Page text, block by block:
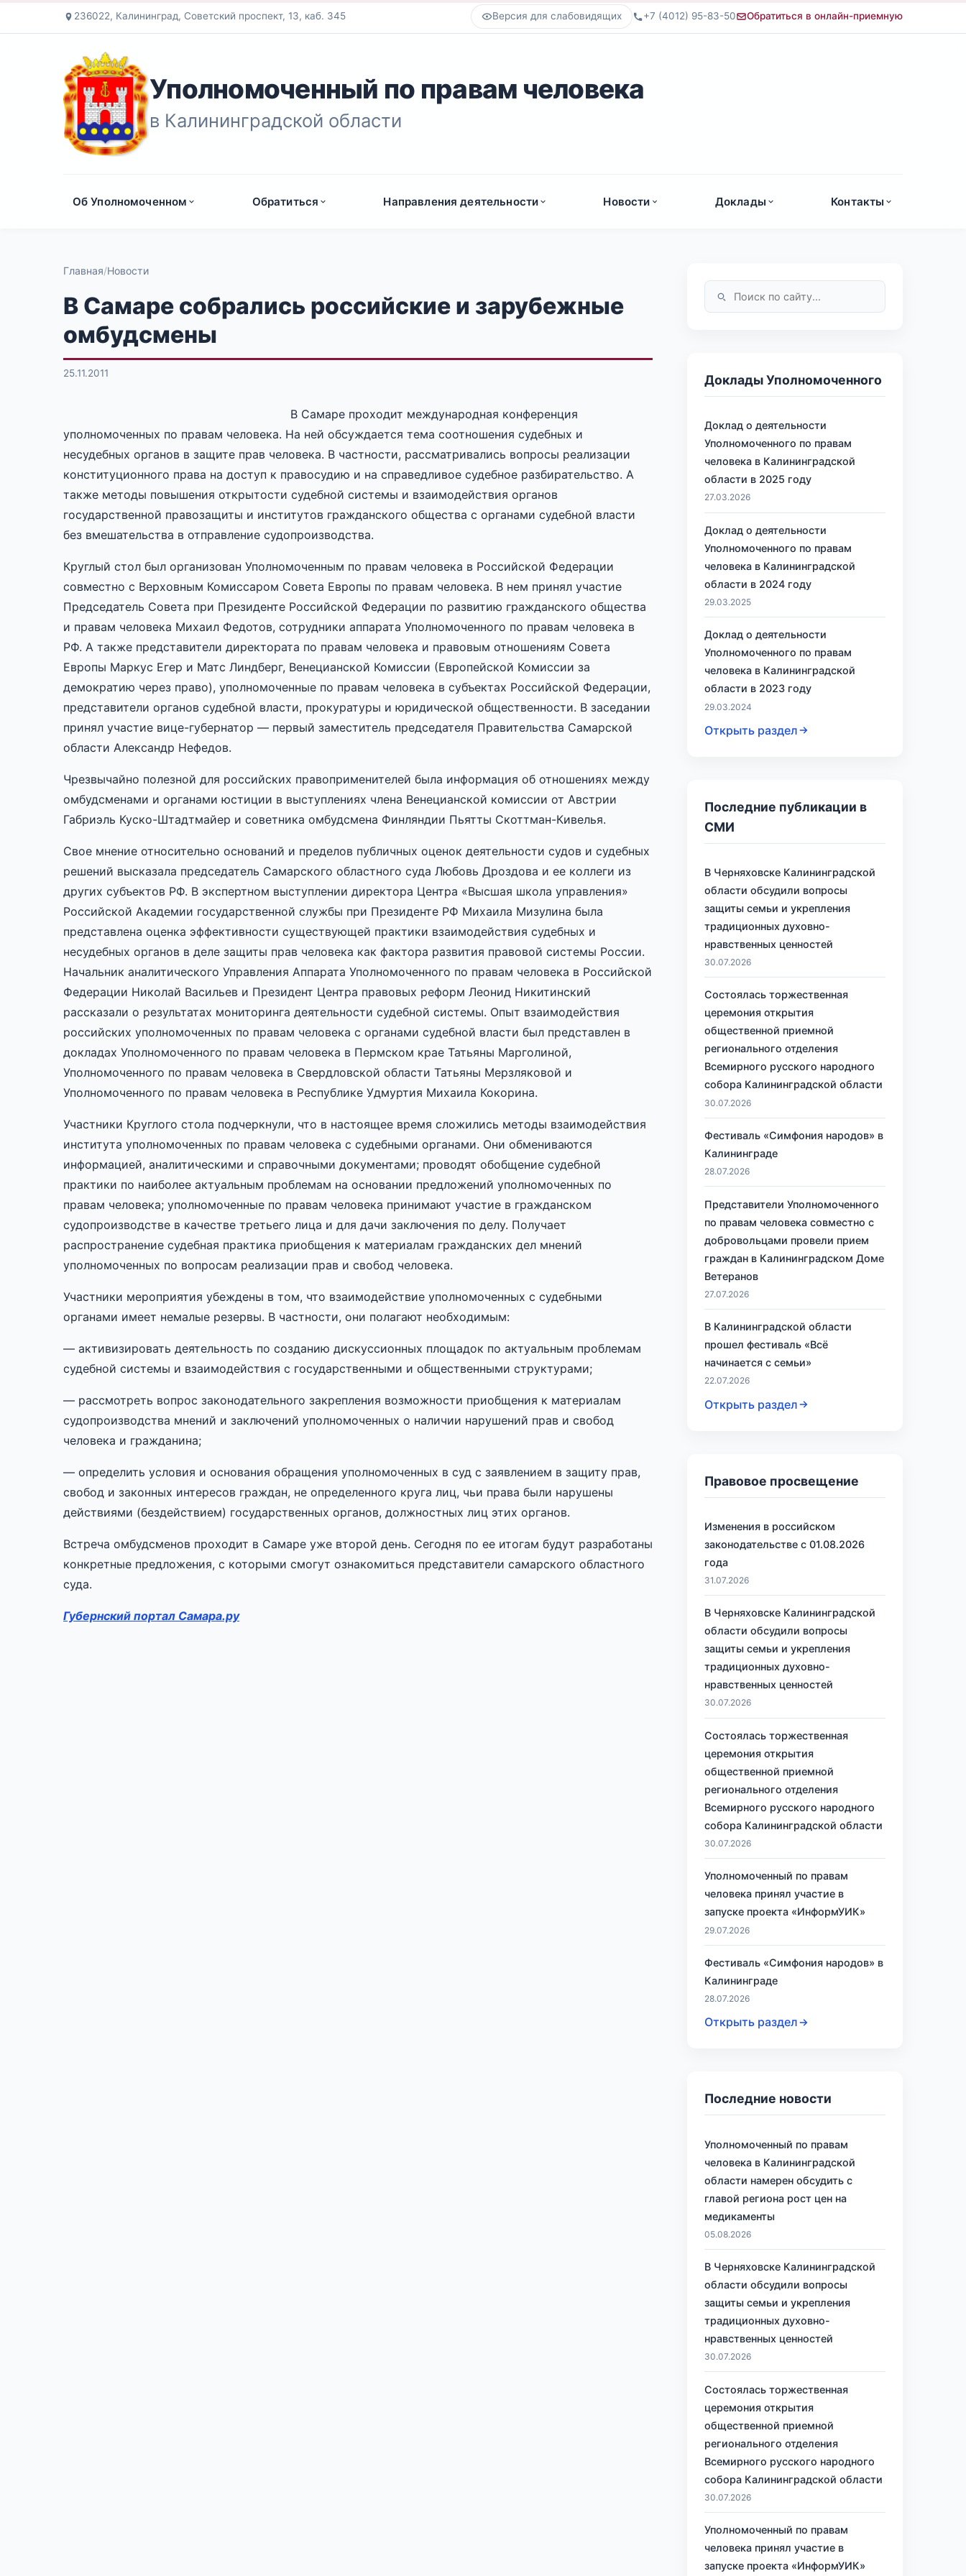
236022, Калининград, Советский проспект, 13, каб. 345 Версия для слабовидящих +7 (4012) 95-83-50 Обратиться в онлайн-приемную
Уполномоченный по правам человека
в Калининградской области
Об Уполномоченном Обратиться Направления деятельности Новости Доклады Контакты
Главная Новости
В Самаре собрались российские и зарубежные
омбудсмены
25.11.2011
В Самаре проходит международная конференция
уполномоченных по правам человека. На ней обсуждается тема соотношения судебных и
несудебных органов в защите прав человека. В частности, рассматривались вопросы реализации
конституционного права на доступ к правосудию и на справедливое судебное разбирательство. А
также методы повышения открытости судебной системы и взаимодействия органов
государственной правозащиты и институтов гражданского общества с органами судебной власти
без вмешательства в отправление судопроизводства.
Круглый стол был организован Уполномоченным по правам человека в Российской Федерации
совместно с Верховным Комиссаром Совета Европы по правам человека. В нем принял участие
Председатель Совета при Президенте Российской Федерации по развитию гражданского общества
и правам человека Михаил Федотов, сотрудники аппарата Уполномоченного по правам человека в
РФ. А также представители директората по правам человека и правовым отношениям Совета
Европы Маркус Егер и Матс Линдберг, Венецианской Комиссии (Европейской Комиссии за
демократию через право), уполномоченные по правам человека в субъектах Российской Федерации,
представители органов судебной власти, прокуратуры и юридической общественности. В заседании
принял участие вице-губернатор — первый заместитель председателя Правительства Самарской
области Александр Нефедов.
Чрезвычайно полезной для российских правоприменителей была информация об отношениях между
омбудсменами и органами юстиции в выступлениях члена Венецианской комиссии от Австрии
Габриэль Куско-Штадтмайер и советника омбудсмена Финляндии Пьятты Скоттман-Кивелья.
Свое мнение относительно оснований и пределов публичных оценок деятельности судов и судебных
решений высказала председатель Самарского областного суда Любовь Дроздова и ее коллеги из
других субъектов РФ. В экспертном выступлении директора Центра «Высшая школа управления»
Российской Академии государственной службы при Президенте РФ Михаила Мизулина была
представлена оценка эффективности существующей практики взаимодействия судебных и
несудебных органов в деле защиты прав человека как фактора развития правовой системы России.
Начальник аналитического Управления Аппарата Уполномоченного по правам человека в Российской
Федерации Николай Васильев и Президент Центра правовых реформ Леонид Никитинский
рассказали о результатах мониторинга деятельности судебной системы. Опыт взаимодействия
российских уполномоченных по правам человека с органами судебной власти был представлен в
докладах Уполномоченного по правам человека в Пермском крае Татьяны Марголиной,
Уполномоченного по правам человека в Свердловской области Татьяны Мерзляковой и
Уполномоченного по правам человека в Республике Удмуртия Михаила Кокорина.
Участники Круглого стола подчеркнули, что в настоящее время сложились методы взаимодействия
института уполномоченных по правам человека с судебными органами. Они обмениваются
информацией, аналитическими и справочными документами; проводят обобщение судебной
практики по наиболее актуальным проблемам на основании предложений уполномоченных по
правам человека; уполномоченные по правам человека принимают участие в гражданском
судопроизводстве в качестве третьего лица и для дачи заключения по делу. Получает
распространение судебная практика приобщения к материалам гражданских дел мнений
уполномоченных по вопросам реализации прав и свобод человека.
Участники мероприятия убеждены в том, что взаимодействие уполномоченных с судебными
органами имеет немалые резервы. В частности, они полагают необходимым:
— активизировать деятельность по созданию дискуссионных площадок по актуальным проблемам
судебной системы и взаимодействия с государственными и общественными структурами;
— рассмотреть вопрос законодательного закрепления возможности приобщения к материалам
судопроизводства мнений и заключений уполномоченных о наличии нарушений прав и свобод
человека и гражданина;
— определить условия и основания обращения уполномоченных в суд с заявлением в защиту прав,
свобод и законных интересов граждан, не определенного круга лиц, чьи права были нарушены
действиями (бездействием) государственных органов, должностных лиц этих органов.
Встреча омбудсменов проходит в Самаре уже второй день. Сегодня по ее итогам будут разработаны
конкретные предложения, с которыми смогут ознакомиться представители самарского областного
суда.
Губернский портал Самара.ру
Доклады Уполномоченного
Доклад о деятельности
Уполномоченного по правам
человека в Калининградской
области в 2025 году
27.03.2026
Доклад о деятельности
Уполномоченного по правам
человека в Калининградской
области в 2024 году
29.03.2025
Доклад о деятельности
Уполномоченного по правам
человека в Калининградской
области в 2023 году
29.03.2024
Открыть раздел
Последние публикации в
СМИ
В Черняховске Калининградской
области обсудили вопросы
защиты семьи и укрепления
традиционных духовно-
нравственных ценностей
30.07.2026
Состоялась торжественная
церемония открытия
общественной приемной
регионального отделения
Всемирного русского народного
собора Калининградской области
30.07.2026
Фестиваль «Симфония народов» в
Калининграде
28.07.2026
Представители Уполномоченного
по правам человека совместно с
добровольцами провели прием
граждан в Калининградском Доме
Ветеранов
27.07.2026
В Калининградской области
прошел фестиваль «Всё
начинается с семьи»
22.07.2026
Открыть раздел
Правовое просвещение
Изменения в российском
законодательстве с 01.08.2026
года
31.07.2026
В Черняховске Калининградской
области обсудили вопросы
защиты семьи и укрепления
традиционных духовно-
нравственных ценностей
30.07.2026
Состоялась торжественная
церемония открытия
общественной приемной
регионального отделения
Всемирного русского народного
собора Калининградской области
30.07.2026
Уполномоченный по правам
человека принял участие в
запуске проекта «ИнформУИК»
29.07.2026
Фестиваль «Симфония народов» в
Калининграде
28.07.2026
Открыть раздел
Последние новости
Уполномоченный по правам
человека в Калининградской
области намерен обсудить с
главой региона рост цен на
медикаменты
05.08.2026
В Черняховске Калининградской
области обсудили вопросы
защиты семьи и укрепления
традиционных духовно-
нравственных ценностей
30.07.2026
Состоялась торжественная
церемония открытия
общественной приемной
регионального отделения
Всемирного русского народного
собора Калининградской области
30.07.2026
Уполномоченный по правам
человека принял участие в
запуске проекта «ИнформУИК»